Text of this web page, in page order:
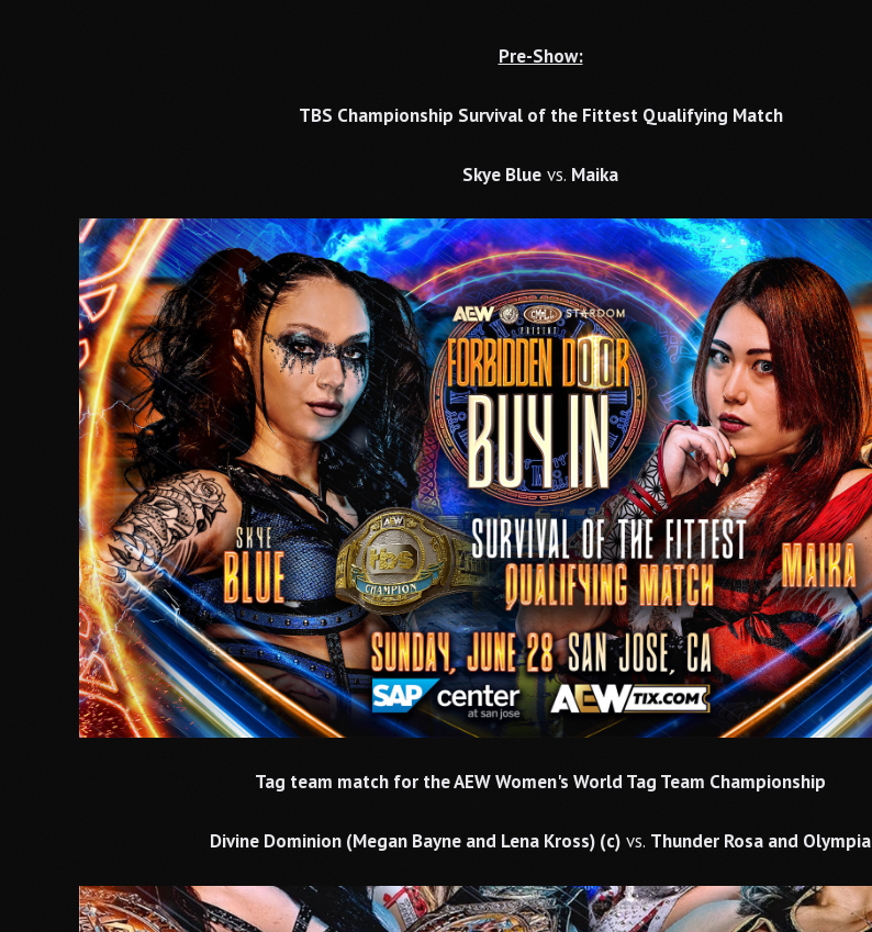
Pre-Show:
TBS Championship Survival of the Fittest Qualifying Match
Skye Blue vs. Maika
Tag team match for the AEW Women's World Tag Team Championship
Divine Dominion (Megan Bayne and Lena Kross) (c) vs. Thunder Rosa and Olympia